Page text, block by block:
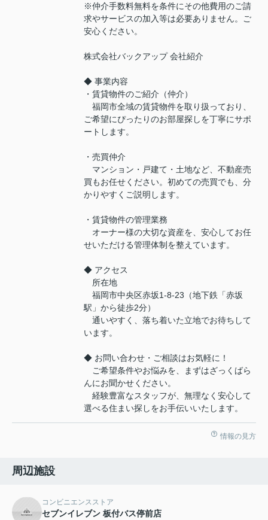
※仲介手数料無料を条件にその他費用のご請
求やサービスの加入等は必要ありません。ご
安心ください。
株式会社バックアップ 会社紹介
◆ 事業内容
・賃貸物件のご紹介（仲介）
福岡市全域の賃貸物件を取り扱っており、
ご希望にぴったりのお部屋探しを丁寧にサポ
ートします。
・売買仲介
マンション・戸建て・土地など、不動産売
買もお任せください。初めての売買でも、分
かりやすくご説明します。
・賃貸物件の管理業務
オーナー様の大切な資産を、安心してお任
せいただける管理体制を整えています。
◆ アクセス
所在地
福岡市中央区赤坂1-8-23（地下鉄「赤坂
駅」から徒歩2分）
通いやすく、落ち着いた立地でお待ちして
います。
◆ お問い合わせ・ご相談はお気軽に！
ご希望条件やお悩みを、まずはざっくばら
んにお聞かせください。
経験豊富なスタッフが、無理なく安心して
選べる住まい探しをお手伝いいたします。
情報の見方
周辺施設
コンビニエンスストア
セブンイレブン 板付バス停前店